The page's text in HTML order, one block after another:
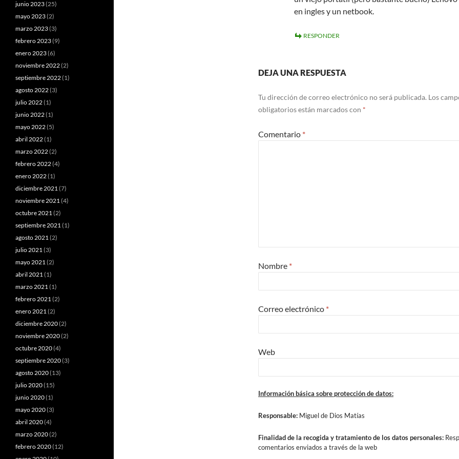
en ingles y un netbook.
RESPONDER
DEJA UNA RESPUESTA
Tu dirección de correo electrónico no será publicada. Los
obligatorios están marcados con *
Comentario *
Nombre *
Correo electrónico *
Web
Información básica sobre protección de datos:
Responsable: Miguel de Dios Matías
Finalidadde la recogida y tratamiento de los datos personales:
comentarios enviados a través de la web
junio 2023(25)
mayo 2023(2)
marzo 2023(3)
febrero 2023(9)
enero 2023(6)
noviembre 2022(2)
septiembre 2022(1)
agosto 2022(3)
julio 2022(1)
junio 2022(1)
mayo 2022(5)
abril 2022(1)
marzo 2022(2)
febrero 2022(4)
enero 2022(1)
diciembre 2021(7)
noviembre 2021(4)
octubre 2021(2)
septiembre 2021(1)
agosto 2021(2)
julio 2021(3)
mayo 2021(2)
abril 2021(1)
marzo 2021(1)
febrero 2021(2)
enero 2021(2)
diciembre 2020(2)
noviembre 2020(2)
octubre 2020(4)
septiembre 2020(3)
agosto 2020(13)
julio 2020(15)
junio 2020(1)
mayo 2020(3)
abril 2020(4)
marzo 2020(2)
febrero 2020(12)